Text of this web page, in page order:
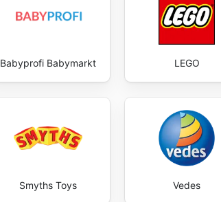
Babyprofi Babymarkt LEGO
Smyths Toys Vedes